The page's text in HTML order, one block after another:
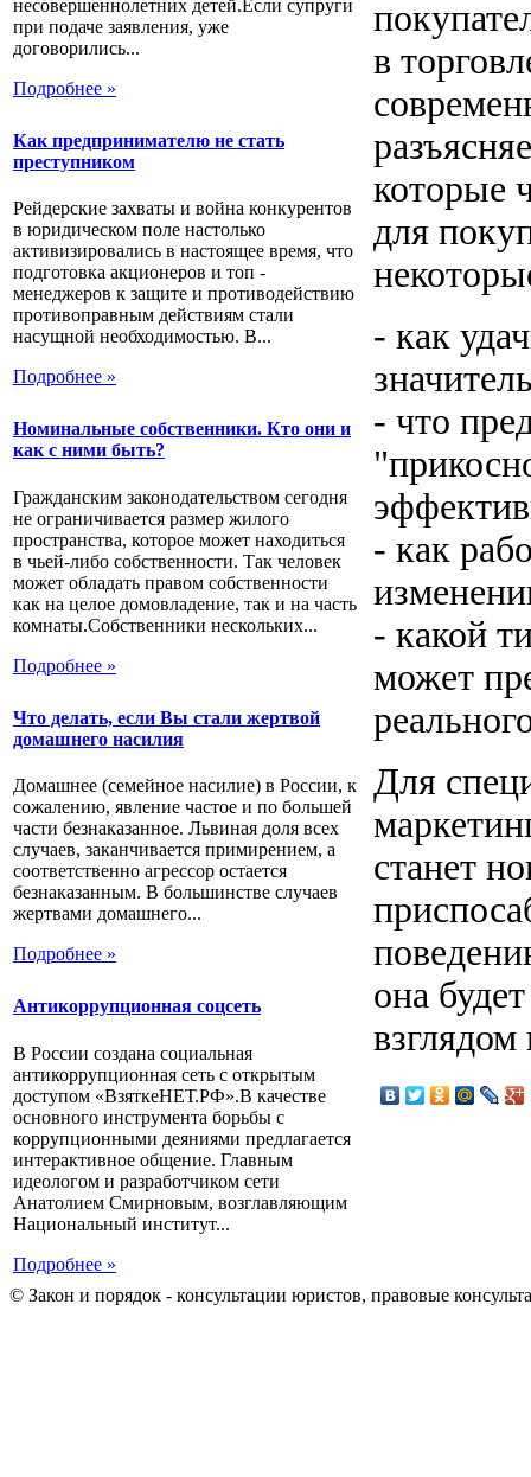
несовершеннолетних детей.Если супруги
при подаче заявления, уже
договорились...
Подробнее »
Как предпринимателю не стать
преступником
Рейдерские захваты и война конкурентов
в юридическом поле настолько
активизировались в настоящее время, что
подготовка акционеров и топ -
менеджеров к защите и противодействию
противоправным действиям стали
насущной необходимостью. В...
Подробнее »
Номинальные собственники. Кто они и
как с ними быть?
Гражданским законодательством сегодня
не ограничивается размер жилого
пространства, которое может находиться
в чьей-либо собственности. Так человек
может обладать правом собственности
как на целое домовладение, так и на часть
комнаты.Собственники нескольких...
Подробнее »
Что делать, если Вы стали жертвой
домашнего насилия
Домашнее (семейное насилие) в России, к
сожалению, явление частое и по большей
части безнаказанное. Львиная доля всех
случаев, заканчивается примирением, а
соответственно агрессор остается
безнаказанным. В большинстве случаев
жертвами домашнего...
Подробнее »
Антикоррупционная соцсеть
В России создана социальная
антикоррупционная сеть с открытым
доступом «ВзяткеНЕТ.РФ».В качестве
основного инструмента борьбы с
коррупционными деяниями предлагается
интерактивное общение. Главным
идеологом и разработчиком сети
Анатолием Смирновым, возглавляющим
Национальный институт...
Подробнее »
в
которые
для
- как
- что
- как
- какой
может
Для
станет
она
© Закон и порядок - консультации юристов, правовые